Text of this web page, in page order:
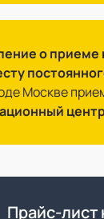
о приеме
Москве
Прайс-лист